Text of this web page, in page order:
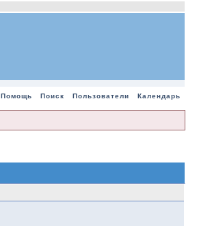
Помощь Поиск Пользователи Календарь